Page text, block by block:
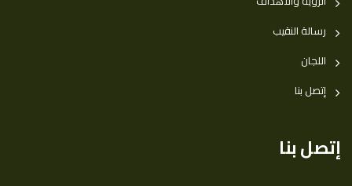
رسالة النقيب
اللجان
إتصل بنا
إتصل بنا